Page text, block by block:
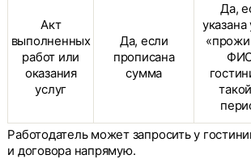
Акт
выполненных
работ или
оказания
услуг
Да, если
прописана
сумма
Да,
указана
Работодатель может запросить у
и договора напрямую.